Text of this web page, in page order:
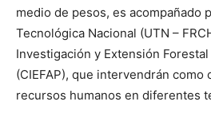
medio de pesos, es acompañado
Tecnológica Nacional (UTN –
Investigación y Extensión
(CIEFAP), que intervendrán como
recursos humanos en diferentes